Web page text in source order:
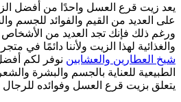
يعد زيت قرع العسل واحدًا من أفضل
على العديد من القيم والفوائد للجسم
ورغم ذلك فإنك تجد العديد من الأشخاص
والغذائية لهذا الزيت ولأننا دائمًا في متجر
شيخ العطارين والعشابين نوفر لكم
الطبيعية للعناية بالجسم والبشرة
يتعلق بزيت قرع العسل وفوائده للرجال